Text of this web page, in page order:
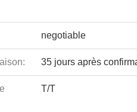
negotiable
35 jours après
T/T